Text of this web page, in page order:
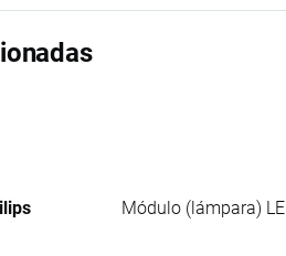
Módulo (lámpara)